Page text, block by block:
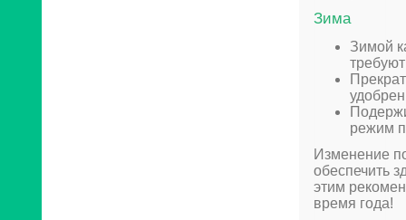
Зима
Зимой
режим
Изменение
обеспечить
этим
время года!